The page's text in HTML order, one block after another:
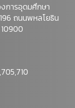
การอุดมศึกษา
ถนนพหลโยธิน